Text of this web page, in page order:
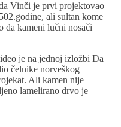
Vinči je prvi projektovao
ali sultan kome
da kameni lučni nosači
je na jednoj izložbi Da
čelnike norveškog
Ali kamen nije
lamelirano drvo je